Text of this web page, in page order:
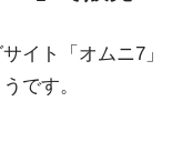
イト「オムニ7」
です。